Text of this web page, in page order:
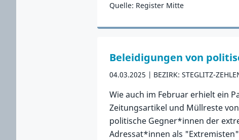
Quelle: Register Mitte
Zum Vorfall
Beleidigungen von
04.03.2025 BEZIRK: STEGLITZ-
Wie auch im Februar erhielt ein
Zeitungsartikel und Müllreste
politische Gegner*innen der
Adressat*innen als